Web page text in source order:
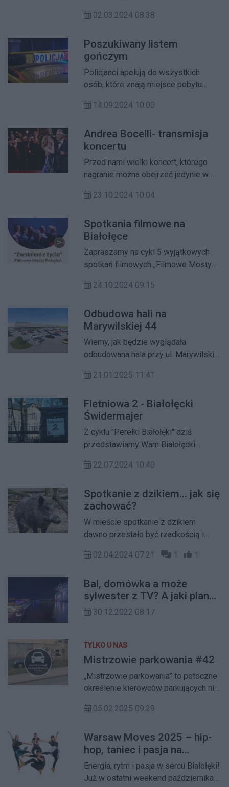
szczególności seniorom, osobom z
wieku żłobkowym.
02.03.2024 08:38
Poszukiwany listem
gończym
Policjanci apelują do wszystkich
osób, które znają miejsce pobytu
numerem telefonu 47 723 86 69, 47
przesyłać na adres e-mail:kp-
14.09.2024 10:00
Andrea Bocelli- transmisja
koncertu
Przed nami wielki koncert, którego
nagranie można obejrzeć jedynie w
23.10.2024 10:04
Spotkania filmowe na
Białołęce
Zapraszamy na cykl 5 wyjątkowych
spotkań filmowych „Filmowe Mosty
24.10.2024 09:15
Odbudowa hali na
Marywilskiej 44
Wiemy, jak będzie wyglądała
odbudowana hala przy ul. Marywilskiej
21.01.2025 11:41
Fletniowa 2 - Białołęcki
Świdermajer
Z cyklu "Perełki Białołęki" dziś
przedstawiamy Wam Białołęcki
architektury drewnianej, która
22.07.2024 10:40
Spotkanie z dzikiem... jak się
zachować?
W mieście spotkanie z dzikiem
dawno przestało być rzadkością i
Zwierzęta te pojawiają się również na
02.04.2024 07:21 1 1
Bal, domówka a może
sylwester z TV? A jaki plan
masz dla Fafika i Mruczka?
30.12.2022 08:17
TYLKO U NAS
Mistrzowie parkowania #42
„Mistrzowie parkowania” to potoczne
określenie kierowców parkujących nie
sposób urągający zdrowemu
znaleźliśmy"kwiatki" z tego tygodnia
na Białołęce.
05.02.2025 09:29
Warsaw Moves 2025 – hip-
hop, taniec i pasja na
Głębockiej
Energia, rytm i pasja w sercu Białołęki!
Już w ostatni weekend października